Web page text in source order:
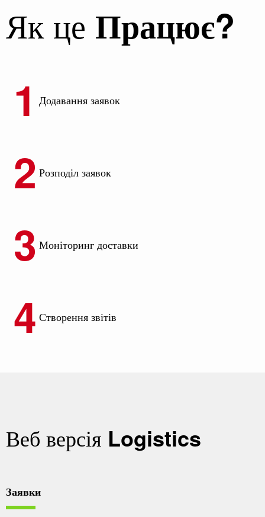
Як це Працює?
Додавання заявок
Розподіл заявок
Моніторинг доставки
Створення звітів
Веб версія Logistics
Заявки